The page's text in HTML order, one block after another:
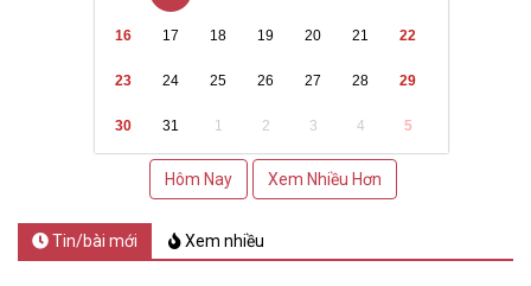
16 17 18 19 20 21 22
23 24 25 26 27 28 29
30 31 1 2 3 4 5
Hôm Nay Xem Nhiều Hơn
Tin/bài mới Xem nhiều